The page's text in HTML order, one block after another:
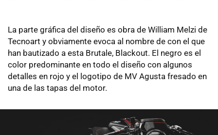
La parte gráfica del diseño es obra de William Melzi de
Tecnoart y obviamente evoca al nombre de con el que
han bautizado a esta Brutale, Blackout. El negro es el
color predominante en todo el diseño con algunos
detalles en rojo y el logotipo de MV Agusta fresado en
una de las tapas del motor.